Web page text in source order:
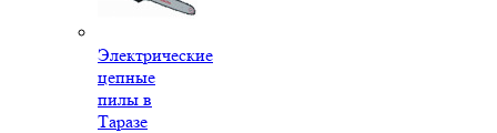
Электрические
цепные
пилы в
Таразе